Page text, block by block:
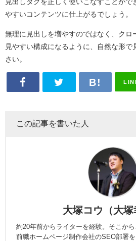
やすいコンテンツに仕上がるでしょう。
無理に見出しを増やすのではなく、クロ
見やすい構成になるように、自然な形
さい。
この記事を書いた人
大塚コウ（大塚
約20年前からライターを経験。そこから
前職ホームページ制作会社のSEO部署